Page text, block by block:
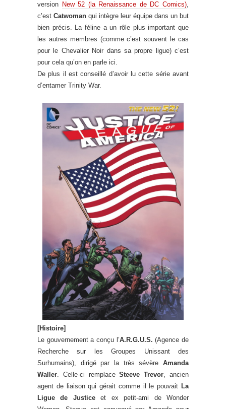
version New 52 (la Renaissance de DC Comics),
c’est Catwoman qui intègre leur équipe dans un but
bien précis. La féline a un rôle plus important que
les autres membres (comme c’est souvent le cas
pour le Chevalier Noir dans sa propre ligue) c’est
pour cela qu’on en parle ici.
De plus il est conseillé d’avoir lu cette série avant
d’entamer Trinity War.
[Histoire]
Le gouvernement a conçu l’A.R.G.U.S. (Agence de
Recherche sur les Groupes Unissant des
Surhumains), dirigé par la très sévère Amanda
Waller. Celle-ci remplaceSteeve Trevor, ancien
agent de liaison qui gérait comme il le pouvait La
Ligue de Justiceet ex petit-ami de Wonder